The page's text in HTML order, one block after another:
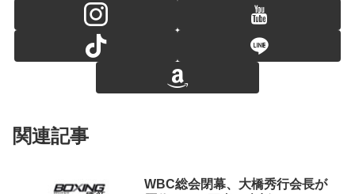
関連記事
WBC総会閉幕、大橋秀行会長が